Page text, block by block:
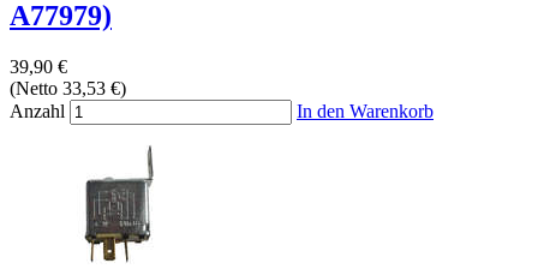
A77979)
39,90 €
(Netto 33,53 €)
Anzahl
In den Warenkorb